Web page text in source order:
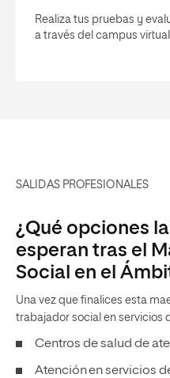
Realiza tus pruebas y
a través del campus
SALIDAS PROFESIONALES
¿Qué opciones
esperan tras el
Social en el
Una vez que finalices esta
trabajador social en servicios
Centros de salud de
Atención en servicios